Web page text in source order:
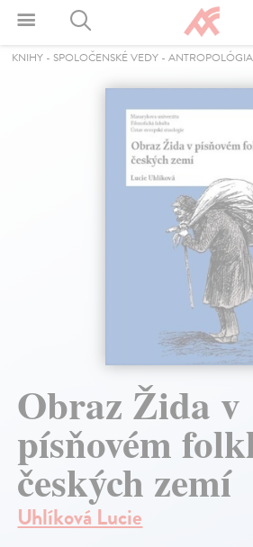
KNIHY- SPOLOČENSKÉ VEDY-
Obraz Žida v
písňovém
českých zemí
Uhlíková Lucie